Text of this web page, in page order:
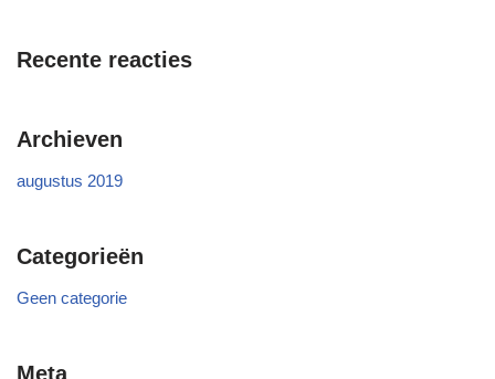
Recente reacties
Archieven
augustus 2019
Categorieën
Geen categorie
Meta